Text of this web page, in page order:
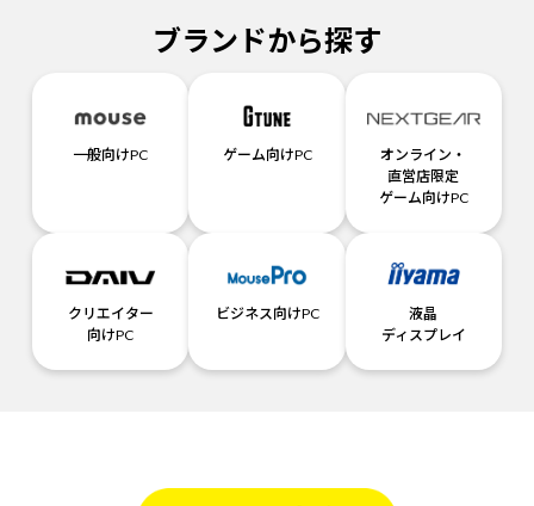
ブランドから探す
一般向けPC ゲーム向けPC
オンライン・
直営店限定
ゲーム向けPC
クリエイター
向けPC
ビジネス向けPC
液晶
ディスプレイ